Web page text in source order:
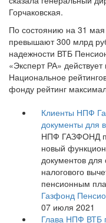
Горчаковская.
По состоянию на 31
превышают 300 млрд
надежности ВТБ
«Эксперт РА»
Национальное
фонду рейтинг
Клиенты НПФ
документы для
НПФ ГАЗФОНД
новый
документов
налогового
пенсионным
Газфонд
07 июля 2021
Глава НПФ ВТБ